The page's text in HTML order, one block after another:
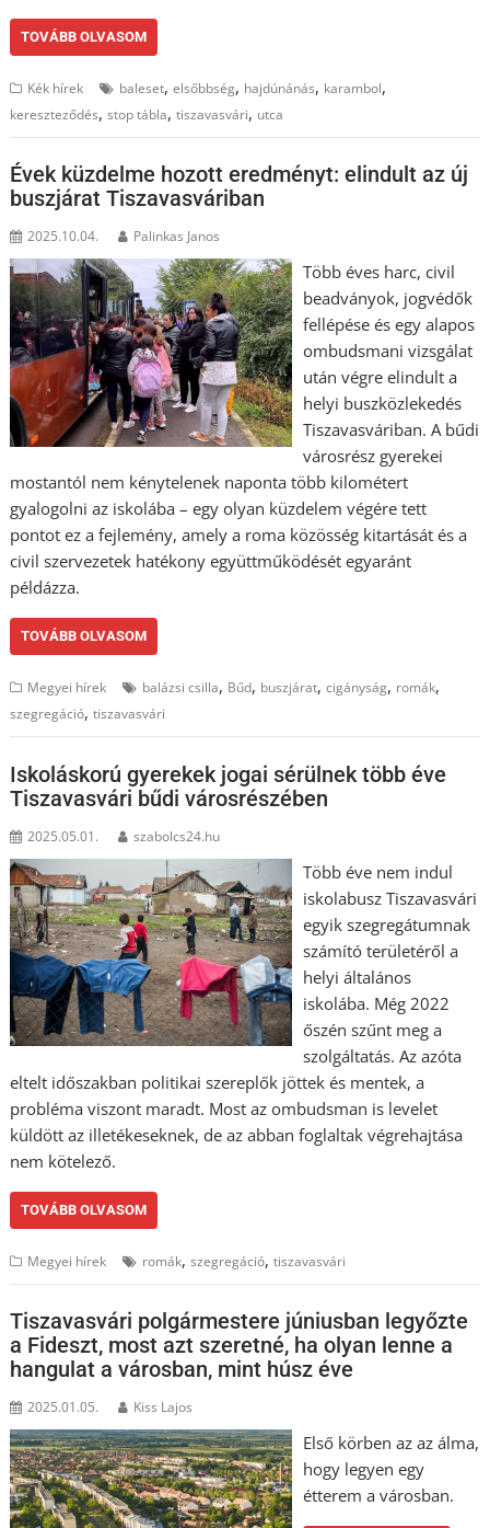
TOVÁBB OLVASOM
Kék hírek baleset,elsőbbség, hajdúnánás, karambol,
kereszteződés,stop tábla,tiszavasvári, utca
Évek küzdelme hozott eredményt: elindult az új
buszjárat Tiszavasváriban
2025.10.04. Palinkas Janos
Több éves harc, civil
beadványok, jogvédők
fellépése és egy alapos
ombudsmani vizsgálat
után végre elindult a
helyi buszközlekedés
Tiszavasváriban. A bűdi
városrész gyerekei
mostantól nem kénytelenek naponta több kilométert
gyalogolni az iskolába – egy olyan küzdelem végére tett
pontot ez a fejlemény, amely a roma közösség kitartását és a
civil szervezetek hatékony együttműködését egyaránt
példázza.
TOVÁBB OLVASOM
Megyei hírek balázsi csilla, Bűd, buszjárat,cigányság, romák,
szegregáció,tiszavasvári
Iskoláskorú gyerekek jogai sérülnek több éve
Tiszavasvári bűdi városrészében
2025.05.01. szabolcs24.hu
Több éve nem indul
iskolabusz Tiszavasvári
egyik szegregátumnak
számító területéről a
helyi általános
iskolába. Még 2022
őszén szűnt meg a
szolgáltatás. Az azóta
eltelt időszakban politikai szereplők jöttek és mentek, a
probléma viszont maradt. Most az ombudsman is levelet
küldött az illetékeseknek, de az abban foglaltak végrehajtása
nem kötelező.
TOVÁBB OLVASOM
Megyei hírek romák,szegregáció,tiszavasvári
Tiszavasvári polgármestere júniusban legyőzte
a Fideszt, most azt szeretné, ha olyan lenne a
hangulat a városban, mint húsz éve
2025.01.05. Kiss Lajos
Első körben az az álma,
hogy legyen egy
étterem a városban.